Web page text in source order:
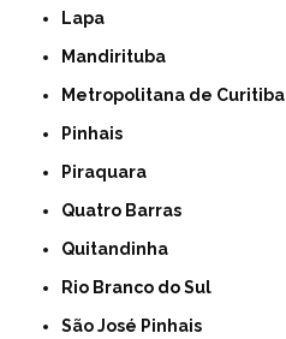
Lapa
Mandirituba
Metropolitana de Curitiba
Pinhais
Piraquara
Quatro Barras
Quitandinha
Rio Branco do Sul
São José Pinhais